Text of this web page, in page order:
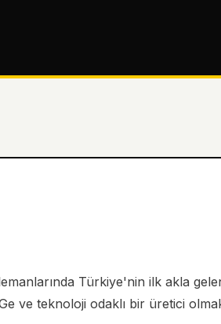
Türkiye'nin ilk akla
ve teknoloji odaklı bir üretici